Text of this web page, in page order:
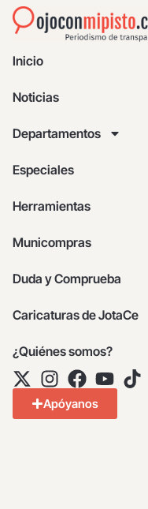
Inicio
Noticias
Departamentos
Especiales
Herramientas
Municompras
Duda y Comprueba
Caricaturas de JotaCe
¿Quiénes somos?
Apóyanos